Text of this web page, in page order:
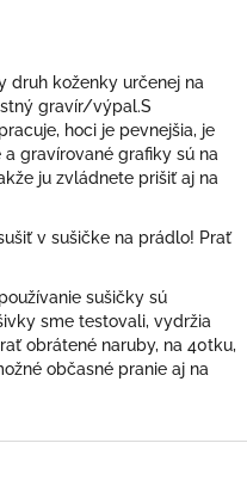
druh koženky určenej na
gravír/výpal.S
hoci je pevnejšia, je
gravírované grafiky sú na
ju zvládnete prišiť aj na
v sušičke na prádlo! Prať
sušičky sú
sme testovali, vydržia
obrátené naruby, na 40tku,
občasné pranie aj na